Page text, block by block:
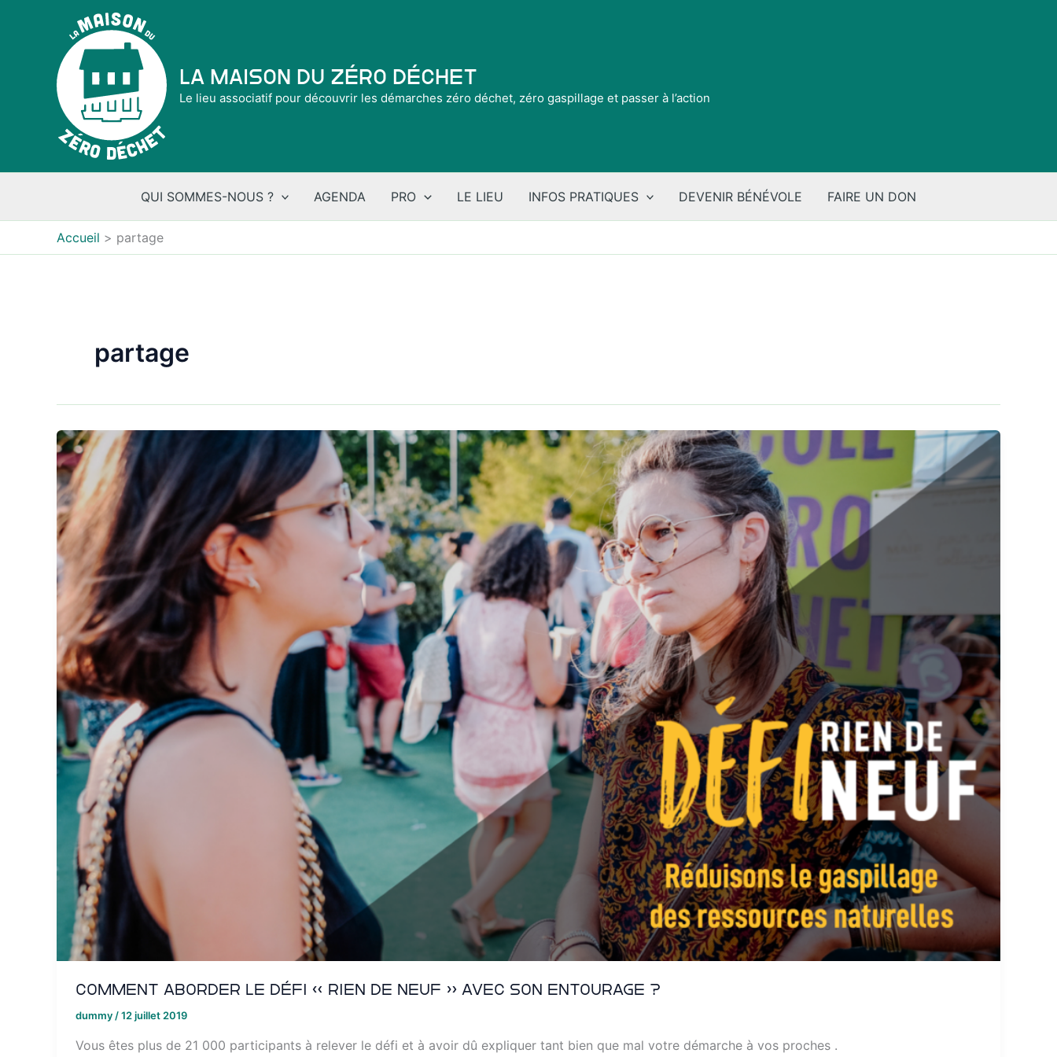
La Maison du Zéro Déchet
Le lieu associatif pour découvrir les démarches zéro déchet, zéro gaspillage et passer à l’action
QUI SOMMES-NOUS ? AGENDA PRO LE LIEU INFOS PRATIQUES DEVENIR BÉNÉVOLE FAIRE UN DON
Accueil partage
partage
Comment aborder le Défi « Rien de neuf » avec son entourage ?
dummy /12 juillet 2019
Vous êtes plus de 21 000 participants à relever le défi et à avoir dû expliquer tant bien que mal votre démarche à vos proches .